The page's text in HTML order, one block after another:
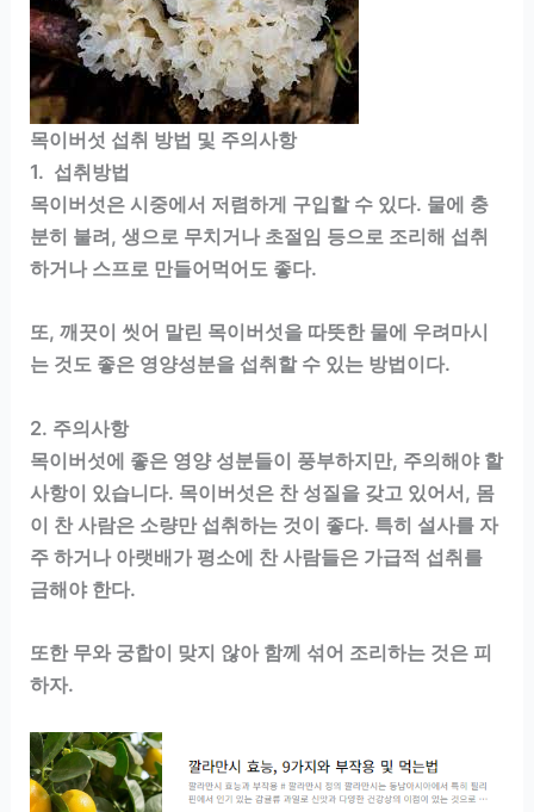
목이버섯 섭취 방법 및 주의사항
1. 섭취방법
목이버섯은 시중에서 저렴하게 구입할 수 있다. 물에 충
분히 불려, 생으로 무치거나 초절임 등으로 조리해 섭취
하거나 스프로 만들어먹어도 좋다.
또, 깨끗이 씻어 말린 목이버섯을 따뜻한 물에 우려마시
는 것도 좋은 영양성분을 섭취할 수 있는 방법이다.
2. 주의사항
목이버섯에 좋은 영양 성분들이 풍부하지만, 주의해야 할
사항이 있습니다. 목이버섯은 찬 성질을 갖고 있어서, 몸
이 찬 사람은 소량만 섭취하는 것이 좋다. 특히 설사를 자
주 하거나 아랫배가 평소에 찬 사람들은 가급적 섭취를
금해야 한다.
또한 무와 궁합이 맞지 않아 함께 섞어 조리하는 것은 피
하자.